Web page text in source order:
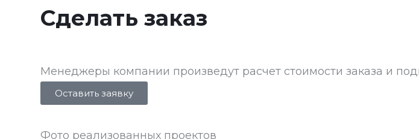
Сделать заказ
Менеджеры компании произведут расчет стоимости заказа и
Оставить заявку
Фото реализованных проектов